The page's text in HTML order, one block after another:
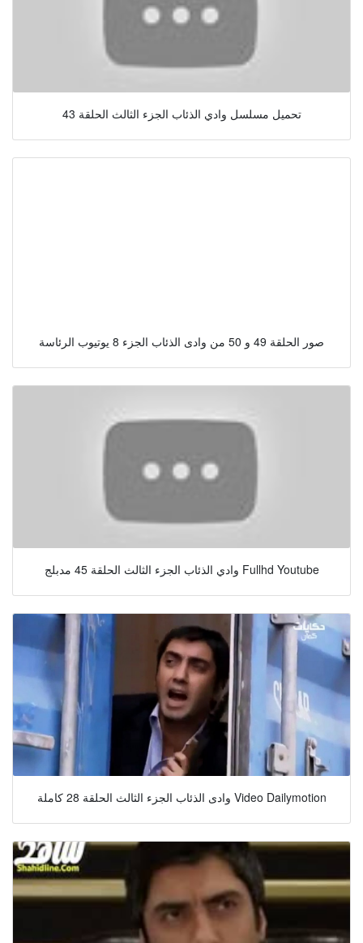
تحميل مسلسل وادي الذئاب الجزء الثالث الحلقة 43
صور الحلقة 49 و 50 من وادى الذئاب الجزء 8 يوتيوب الرئاسة
وادي الذئاب الجزء الثالث الحلقة 45 مدبلج Fullhd Youtube
وادى الذئاب الجزء الثالث الحلقة 28 كاملة Video Dailymotion